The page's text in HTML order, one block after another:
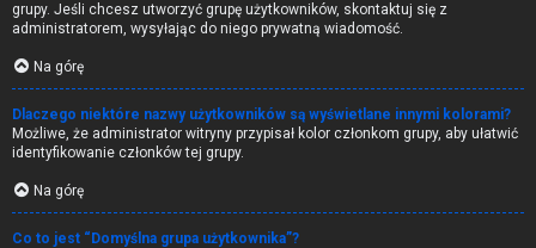
grupy. Jeśli chcesz utworzyć grupę użytkowników, skontaktuj się z
administratorem, wysyłając do niego prywatną wiadomość.
Na górę
Dlaczego niektóre nazwy użytkowników są wyświetlane innymi kolorami?
Możliwe, że administrator witryny przypisał kolor członkom grupy, aby ułatwić
identyfikowanie członków tej grupy.
Na górę
Co to jest “Domyślna grupa użytkownika”?